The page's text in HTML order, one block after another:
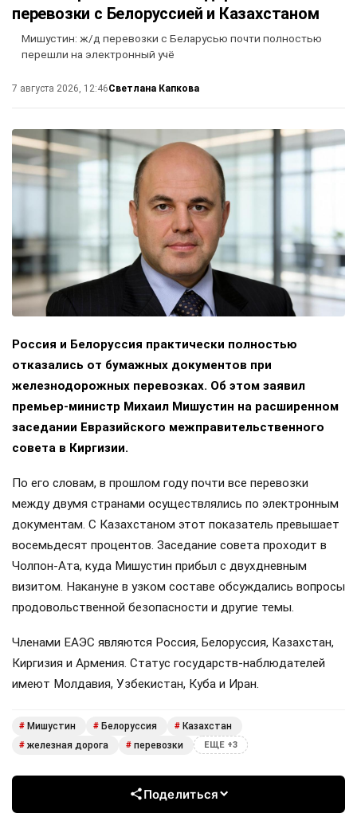
перевозки с Белоруссией и Казахстаном
Мишустин: ж/д перевозки с Беларусью почти полностью
перешли на электронный учё
7 августа 2026, 12:46Светлана Капкова
Россия и Белоруссия практически полностью
отказались от бумажных документов при
железнодорожных перевозках. Об этом заявил
премьер-министр Михаил Мишустин на расширенном
заседании Евразийского межправительственного
совета в Киргизии.
По его словам, в прошлом году почти все перевозки
между двумя странами осуществлялись по электронным
документам. С Казахстаном этот показатель превышает
восемьдесят процентов. Заседание совета проходит в
Чолпон-Ата, куда Мишустин прибыл с двухдневным
визитом. Накануне в узком составе обсуждались вопросы
продовольственной безопасности и другие темы.
Членами ЕАЭС являются Россия, Белоруссия, Казахстан,
Киргизия и Армения. Статус государств-наблюдателей
имеют Молдавия, Узбекистан, Куба и Иран.
# Мишустин # Белоруссия # Казахстан
# железная дорога # перевозки ЕЩЕ +3
Поделиться